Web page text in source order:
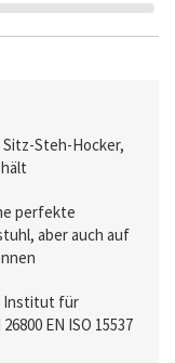
Steh-Hocker,
perfekte
aber auch auf
Institut für
EN ISO 15537